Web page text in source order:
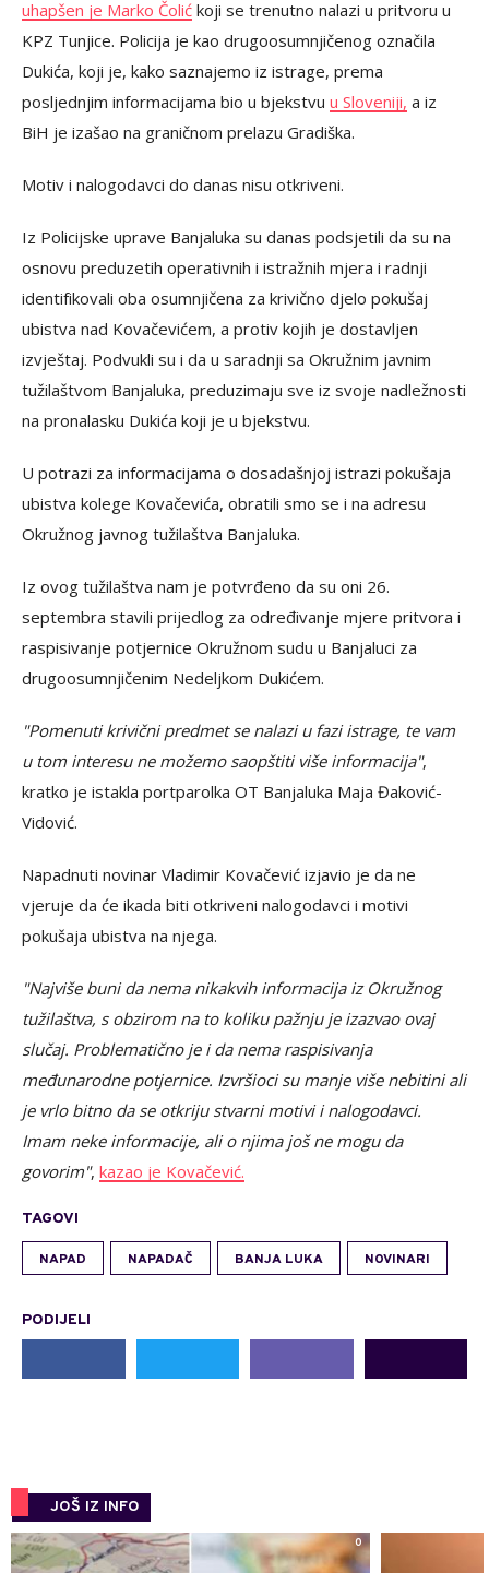
uhapšen je Marko Čolić koji se trenutno nalazi u pritvoru u
KPZ Tunjice. Policija je kao drugoosumnjičenog označila
Dukića, koji je, kako saznajemo iz istrage, prema
posljednjim informacijama bio u bjekstvu u Sloveniji, a iz
BiH je izašao na graničnom prelazu Gradiška.
Motiv i nalogodavci do danas nisu otkriveni.
Iz Policijske uprave Banjaluka su danas podsjetili da su na
osnovu preduzetih operativnih i istražnih mjera i radnji
identifikovali oba osumnjičena za krivično djelo pokušaj
ubistva nad Kovačevićem, a protiv kojih je dostavljen
izvještaj. Podvukli su i da u saradnji sa Okružnim javnim
tužilaštvom Banjaluka, preduzimaju sve iz svoje nadležnosti
na pronalasku Dukića koji je u bjekstvu.
U potrazi za informacijama o dosadašnjoj istrazi pokušaja
ubistva kolege Kovačevića, obratili smo se i na adresu
Okružnog javnog tužilaštva Banjaluka.
Iz ovog tužilaštva nam je potvrđeno da su oni 26.
septembra stavili prijedlog za određivanje mjere pritvora i
raspisivanje potjernice Okružnom sudu u Banjaluci za
drugoosumnjičenim Nedeljkom Dukićem.
"Pomenuti krivični predmet se nalazi u fazi istrage, te vam
u tom interesu ne možemo saopštiti više informacija",
kratko je istakla portparolka OT Banjaluka Maja Đaković-
Vidović.
Napadnuti novinar Vladimir Kovačević izjavio je da ne
vjeruje da će ikada biti otkriveni nalogodavci i motivi
pokušaja ubistva na njega.
"Najviše buni da nema nikakvih informacija iz Okružnog
tužilaštva, s obzirom na to koliku pažnju je izazvao ovaj
slučaj. Problematično je i da nema raspisivanja
međunarodne potjernice. Izvršioci su manje više nebitini ali
je vrlo bitno da se otkriju stvarni motivi i nalogodavci.
Imam neke informacije, ali o njima još ne mogu da
govorim", kazao je Kovačević.
TAGOVI
NAPAD NAPADAČ BANJA LUKA NOVINARI
PODIJELI
JOŠ IZ INFO
0